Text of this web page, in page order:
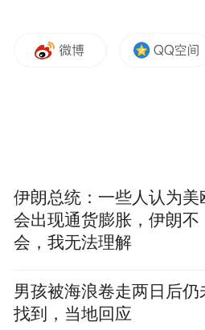
platform and merely
space services.”
伊朗总统：一些人认为美
会出现通货膨胀，伊朗不
会，我无法理解
男孩被海浪卷走两日后仍
找到，当地回应